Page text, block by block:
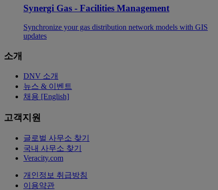
Synergi Gas - Facilities Management
Synchronize your gas distribution network models with GIS
updates
소개
DNV 소개
뉴스 & 이벤트
채용 [English]
고객지원
글로벌 사무소 찾기
국내 사무소 찾기
Veracity.com
개인정보 취급방침
이용약관